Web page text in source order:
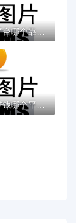
支付宝借钱平台哪个靠谱？实测这5款低息灵活...
知乎推荐！借钱哪个平台靠谱？这5个低息正规...